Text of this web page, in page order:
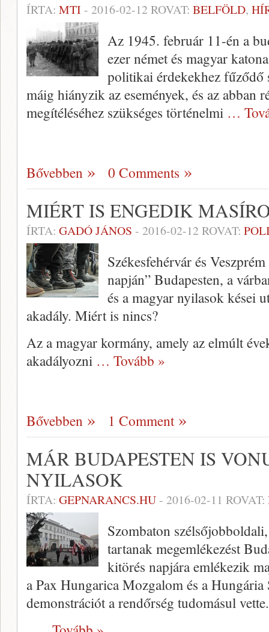
ÍRTA: MTI - 2016-02-12 ROVAT: BELFÖLD,
Az 1945. február 11-én a
ezer német és magyar
politikai érdekekhez fűződő
máig hiányzik az események, és az abban
megítéléséhez szükséges történelmi …
Bővebben 0 Comments
MIÉRT IS ENGEDIK
ÍRTA: GADÓ JÁNOS - 2016-02-12 ROVAT:
Székesfehérvár és
napján” Budapesten, a
és a magyar nyilasok kései
akadály. Miért is nincs?
Az a magyar kormány, amely az elmúlt
akadályozni … Tovább »
Bővebben 1 Comment
MÁR BUDAPESTEN IS
NYILASOK
ÍRTA: GEPNARANCS.HU- 2016-02-11 ROVAT:
Szombaton
tartanak megemlékezést
kitörés napjára emlékezik
a Pax Hungarica Mozgalom és a
demonstrációt a rendőrség tudomásul vette.